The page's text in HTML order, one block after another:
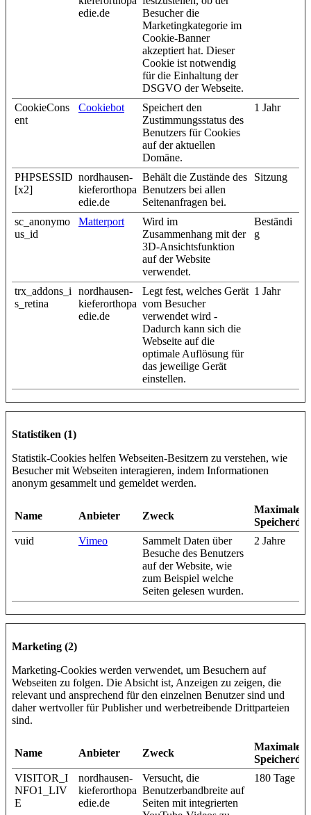
edie.de
Besucher die
Marketingkategorie im
Cookie-Banner
akzeptiert hat. Dieser
Cookie ist notwendig
für die Einhaltung der
DSGVO der Webseite.
CookieCons
ent
Cookiebot
Speichert den
Zustimmungsstatus des
Benutzers für Cookies
auf der aktuellen
Domäne.
1 Jahr
PHPSESSID
[x2]
nordhausen-
kieferorthopa
edie.de
Behält die Zustände des
Benutzers bei allen
Seitenanfragen bei.
Sitzung
sc_anonymo
us_id
Matterport
Wird im
Zusammenhang mit der
3D-Ansichtsfunktion
auf der Website
verwendet.
Beständi
g
trx_addons_i
s_retina
nordhausen-
kieferorthopa
edie.de
Legt fest, welches Gerät
vom Besucher
verwendet wird -
Dadurch kann sich die
Webseite auf die
optimale Auflösung für
das jeweilige Gerät
einstellen.
1 Jahr
Statistiken (1)
Statistik-Cookies helfen Webseiten-Besitzern zu verstehen, wie
Besucher mit Webseiten interagieren, indem Informationen
anonym gesammelt und gemeldet werden.
Name Anbieter Zweck
Maximale
vuid
Vimeo
Sammelt Daten über
Besuche des Benutzers
auf der Website, wie
zum Beispiel welche
Seiten gelesen wurden.
2 Jahre
Marketing (2)
Marketing-Cookies werden verwendet, um Besuchern auf
Webseiten zu folgen. Die Absicht ist, Anzeigen zu zeigen, die
relevant und ansprechend für den einzelnen Benutzer sind und
daher wertvoller für Publisher und werbetreibende Drittparteien
sind.
Name Anbieter Zweck
Maximale
VISITOR_I
NFO1_LIV
E
nordhausen-
kieferorthopa
edie.de
Versucht, die
Benutzerbandbreite auf
Seiten mit integrierten
180 Tage